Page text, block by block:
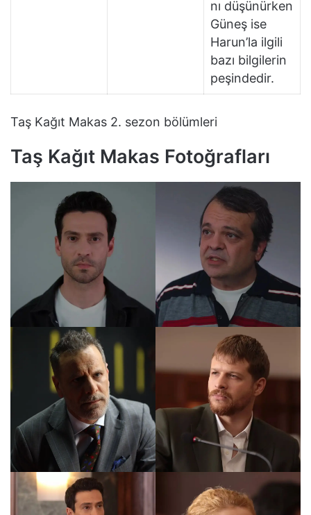
nı düşünürken
Güneş ise
Harun’la ilgili
bazı bilgilerin
peşindedir.
Taş Kağıt Makas 2. sezon bölümleri
Taş Kağıt Makas Fotoğrafları